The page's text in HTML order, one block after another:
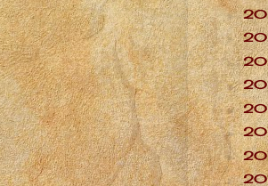
►
►
►
►
►
►
►
►